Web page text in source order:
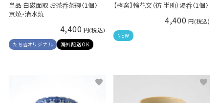
単品 白磁面取 お茶呑茶碗〈1個〉
京焼・清水焼
4,400
たち吉オリジナル 海外配送OK
【椿窯】輪花文（彷 半助）湯呑〈1個〉
4,400
NEW